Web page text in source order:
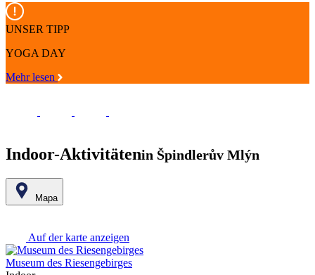
UNSER TIPP
YOGA DAY
Mehr lesen
Indoor-Aktivitätenin Špindlerův Mlýn
Mapa
−Auf der karte anzeigen
Museum des Riesengebirges